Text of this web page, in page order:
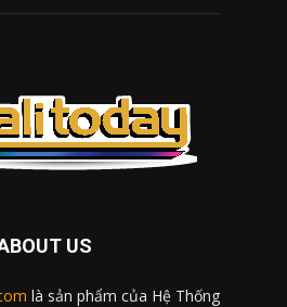
US
là sản phẩm của Hệ Thống